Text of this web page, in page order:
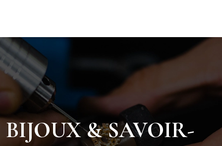
BIJOUX & SAVOIR-